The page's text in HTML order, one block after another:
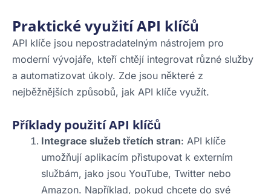
Praktické využití API klíčů
API klíče jsou nepostradatelným nástrojem pro
moderní vývojáře, kteří chtějí integrovat různé služby
a automatizovat úkoly. Zde jsou některé z
nejběžnějších způsobů, jak API klíče využít.
Příklady použití API klíčů
Integrace služeb třetích stran: API klíče
umožňují aplikacím přistupovat k externím
službám, jako jsou YouTube, Twitter nebo
Amazon. Například, pokud chcete do své